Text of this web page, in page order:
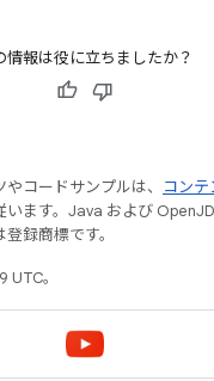
情報は役に立ちましたか？
コードサンプルは、
コン
います。Java および
録商標です。
。